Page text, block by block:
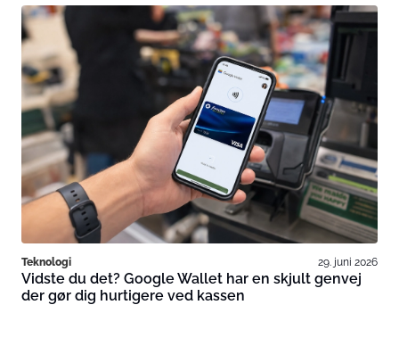
Teknologi 29. juni 2026
Vidste du det? Google Wallet har en skjult genvej
der gør dig hurtigere ved kassen